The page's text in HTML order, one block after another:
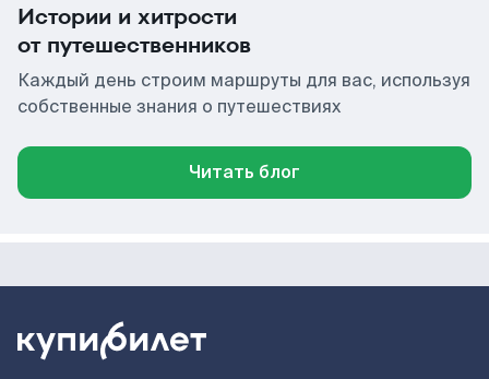
Истории и хитрости
от путешественников
Каждый день строим маршруты для вас, используя
собственные знания о путешествиях
Читать блог